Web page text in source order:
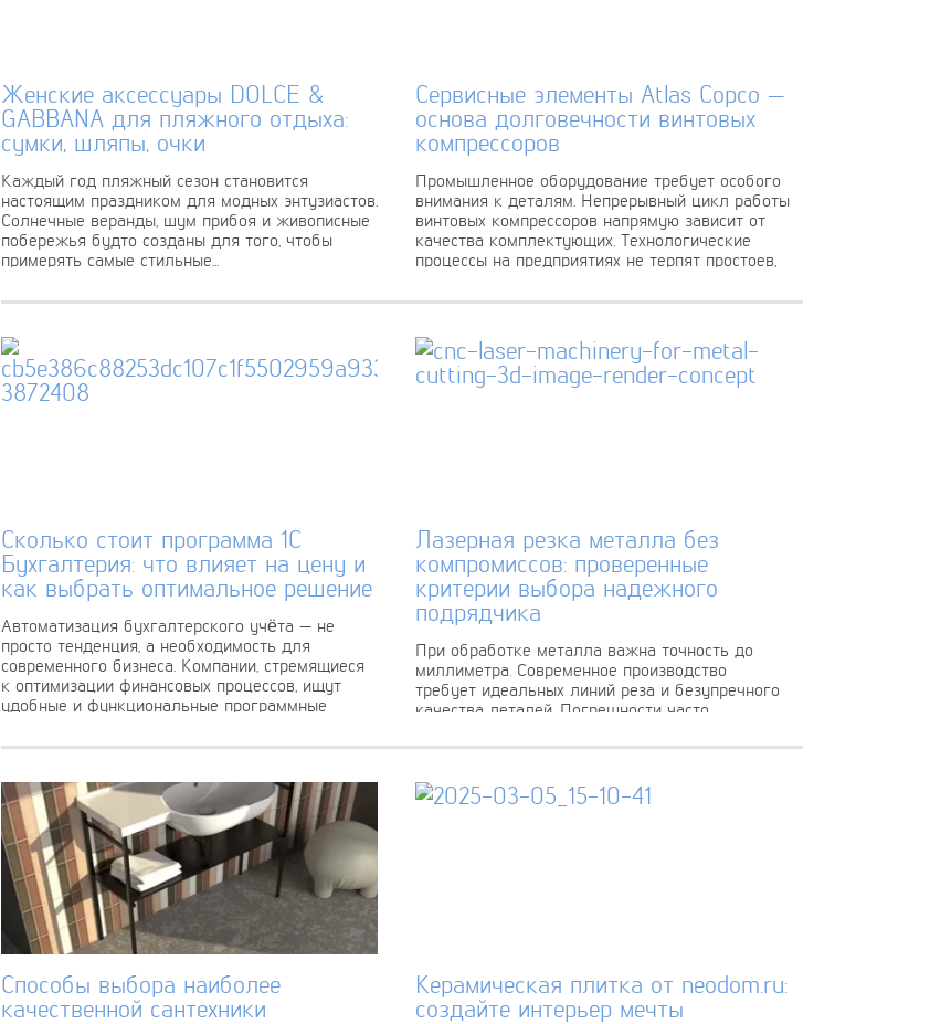
Женские аксессуары DOLCE &
GABBANA для пляжного отдыха:
сумки, шляпы, очки
Каждый год пляжный сезон становится
настоящим праздником для модных энтузиастов.
Солнечные веранды, шум прибоя и живописные
побережья будто созданы для того, чтобы
примерять самые стильные...
Сервисные элементы Atlas Copco —
основа долговечности винтовых
компрессоров
Промышленное оборудование требует особого
внимания к деталям. Непрерывный цикл работы
винтовых компрессоров напрямую зависит от
качества комплектующих. Технологические
процессы на предприятиях не терпят простоев,
Сколько стоит программа 1С
Бухгалтерия: что влияет на цену и
как выбрать оптимальное решение
Автоматизация бухгалтерского учёта — не
просто тенденция, а необходимость для
современного бизнеса. Компании, стремящиеся
к оптимизации финансовых процессов, ищут
удобные и функциональные программные
Лазерная резка металла без
компромиссов: проверенные
критерии выбора надежного
подрядчика
При обработке металла важна точность до
миллиметра. Современное производство
требует идеальных линий реза и безупречного
качества деталей. Погрешности часто
Способы выбора наиболее
качественной сантехники
Керамическая плитка от neodom.ru:
создайте интерьер мечты